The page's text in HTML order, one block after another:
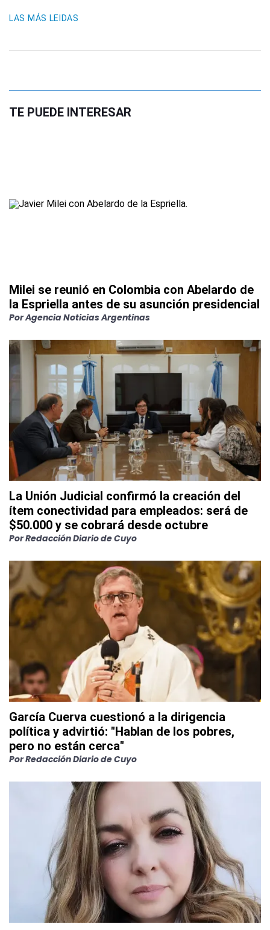
LAS MÁS LEIDAS
TE PUEDE INTERESAR
Milei se reunió en Colombia con Abelardo de
la Espriella antes de su asunción presidencial
PorAgencia Noticias Argentinas
La Unión Judicial confirmó la creación del
ítem conectividad para empleados: será de
$50.000 y se cobrará desde octubre
PorRedacción Diario de Cuyo
García Cuerva cuestionó a la dirigencia
política y advirtió: "Hablan de los pobres,
pero no están cerca"
PorRedacción Diario de Cuyo